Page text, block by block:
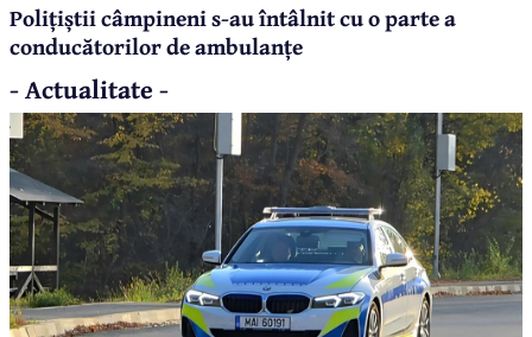
Polițiștii câmpineni s-au întâlnit cu o parte a
conducătorilor de ambulanțe
- Actualitate -